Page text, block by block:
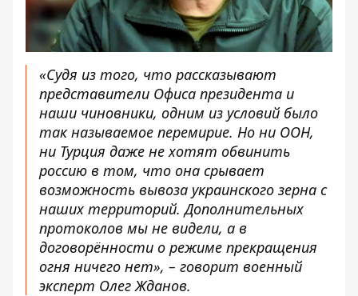
«Судя из того, что рассказывают
представители Офиса президента и
наши чиновники, одним из условий было
так называемое перемирие. Но ни ООН,
ни Турция даже не хотят обвинить
россию в том, что она срывает
возможность вывоза украинского зерна с
наших территорий. Дополнительных
протоколов мы не видели, а в
договорённости о режиме прекращения
огня ничего нет», – говорит военный
эксперт Олег Жданов.